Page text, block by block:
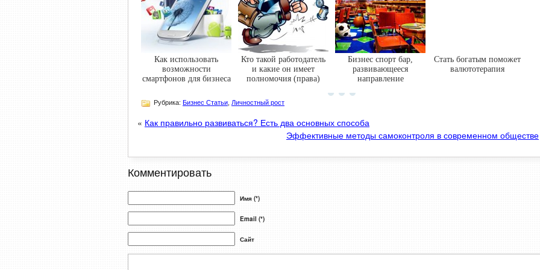
Как использовать
возможности
смартфонов для бизнеса
Кто такой работодатель
и какие он имеет
полномочия (права)
Бизнес спорт бар,
развивающееся
направление
Стать богатым поможет
валютотерапия
Рубрика: Бизнес Статьи Личностный рост
« Как правильно развиваться? Есть два основных способа
Эффективные методы самоконтроля в современном обществе
Комментировать
Имя (*)
Email (*)
Сайт